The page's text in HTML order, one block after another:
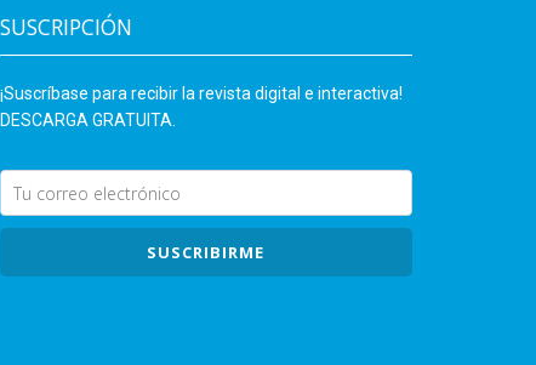
SUSCRIPCIÓN
¡Suscríbase para recibir la revista digital e interactiva!
DESCARGA GRATUITA.
SUSCRIBIRME